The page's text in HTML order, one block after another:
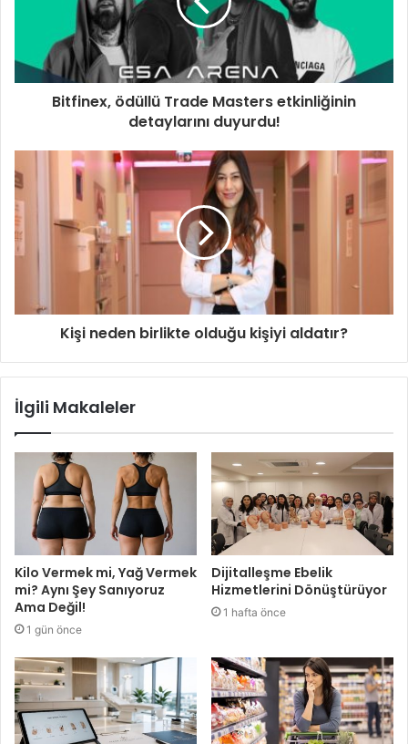
Bitfinex, ödüllü Trade Masters etkinliğinin
detaylarını duyurdu!
Kişi neden birlikte olduğu kişiyi aldatır?
İlgili Makaleler
Kilo Vermek mi, Yağ Vermek
mi? Aynı Şey Sanıyoruz
Ama Değil!
1 gün önce
Dijitalleşme Ebelik
Hizmetlerini Dönüştürüyor
1 hafta önce